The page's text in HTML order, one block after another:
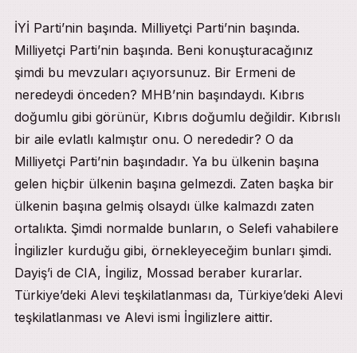
İYİ Parti’nin başında. Milliyetçi Parti’nin başında.
Milliyetçi Parti’nin başında. Beni konuşturacağınız
şimdi bu mevzuları açıyorsunuz. Bir Ermeni de
neredeydi önceden? MHB’nin başındaydı. Kıbrıs
doğumlu gibi görünür, Kıbrıs doğumlu değildir. Kıbrıslı
bir aile evlatlı kalmıştır onu. O nerededir? O da
Milliyetçi Parti’nin başındadır. Ya bu ülkenin başına
gelen hiçbir ülkenin başına gelmezdi. Zaten başka bir
ülkenin başına gelmiş olsaydı ülke kalmazdı zaten
ortalıkta. Şimdi normalde bunların, o Selefi vahabilere
İngilizler kurduğu gibi, örnekleyeceğim bunları şimdi.
Dayiş’i de CIA, İngiliz, Mossad beraber kurarlar.
Türkiye’deki Alevi teşkilatlanması da, Türkiye’deki Alevi
teşkilatlanması ve Alevi ismi İngilizlere aittir.